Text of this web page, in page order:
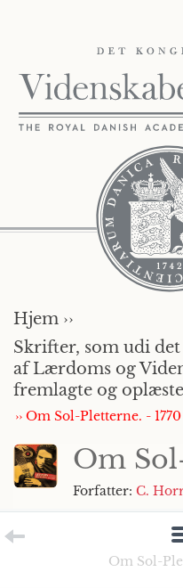
Hjem ››
Skrifter, som udi det
af Lærdoms og
fremlagte og oplæste
›› Om Sol-Pletterne. - 1770
Om
Forfatter: C.
Om Sol-